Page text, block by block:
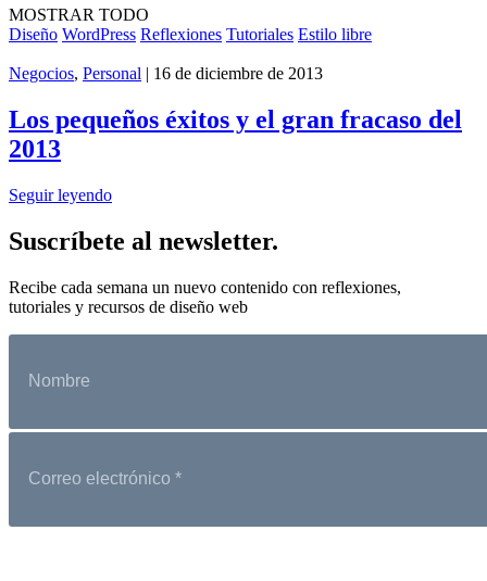
MOSTRAR TODO
Diseño WordPress Reflexiones Tutoriales Estilo libre
Negocios, Personal | 16 de diciembre de 2013
Los pequeños éxitos y el gran fracaso del
2013
Seguir leyendo
Suscríbete al newsletter.
Recibe cada semana un nuevo contenido con reflexiones,
tutoriales y recursos de diseño web